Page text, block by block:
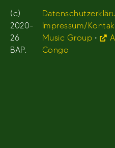
(c)
2020-
26
BAP.
Impressum/
Music Group •
Congo